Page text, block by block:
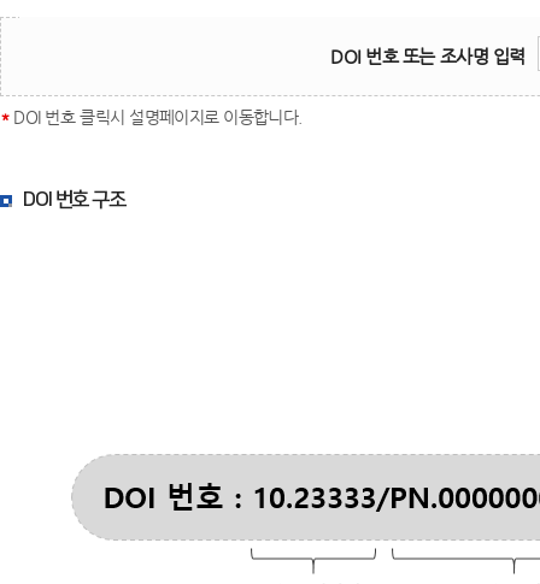
DOI 번호 또는 조사명 입력
*DOI 번호 클릭시 설명페이지로 이동합니다.
DOI 번호 구조